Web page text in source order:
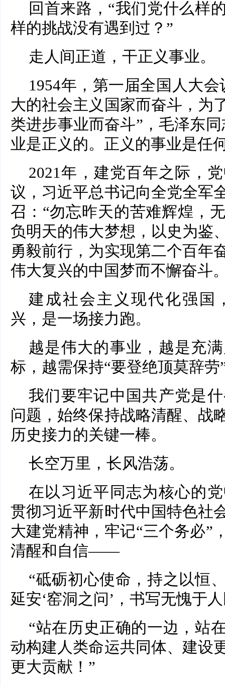
回首来路，“我们党什么样
样的挑战没有遇到过？”
走人间正道，干正义事业。
1954年，第一届全国人大
大的社会主义国家而奋斗，为
类进步事业而奋斗”，毛泽东
业是正义的。正义的事业是任
2021年，建党百年之际，
议，习近平总书记向全党全军
召：“勿忘昨天的苦难辉煌，
负明天的伟大梦想，以史为鉴
勇毅前行，为实现第二个百年
伟大复兴的中国梦而不懈奋斗
建成社会主义现代化强国
兴，是一场接力跑。
越是伟大的事业，越是充
标，越需保持“要登绝顶莫辞劳
我们要牢记中国共产党是
问题，始终保持战略清醒、战
历史接力的关键一棒。
长空万里，长风浩荡。
在以习近平同志为核心的
贯彻习近平新时代中国特色社
大建党精神，牢记“三个务必”
清醒和自信——
“砥砺初心使命，持之以恒
延安‘窑洞之问’，书写无愧于
“站在历史正确的一边，站
动构建人类命运共同体、建设
更大贡献！”